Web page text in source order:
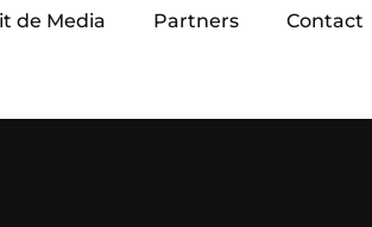
de Media Partners Contact